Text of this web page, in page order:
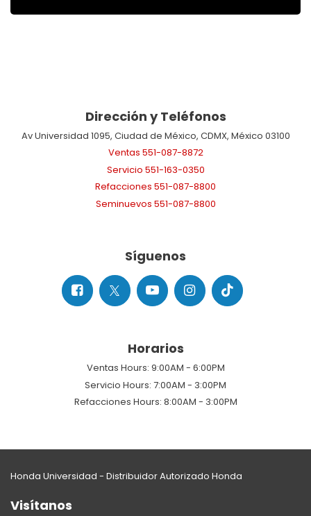
Horarios
Ventas Hours: 9:00AM - 6:00PM
Servicio Hours: 7:00AM - 3:00PM
Refacciones Hours: 8:00AM - 3:00PM
Dirección y Teléfonos
Av Universidad 1095, Ciudad de México, CDMX, México 03100
Ventas 551-087-8872
Servicio 551-163-0350
Refacciones 551-087-8800
Seminuevos 551-087-8800
Síguenos
Honda Universidad - Distribuidor Autorizado Honda
Visítanos